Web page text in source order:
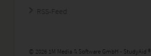
RSS-Feed
© 2026 1M Media & Software GmbH - StudyAid ®